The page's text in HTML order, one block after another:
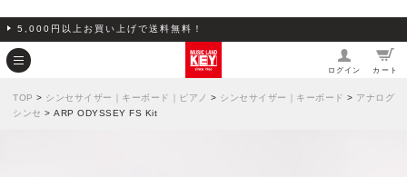
5,000円以上お買い上げで送料無料！
ログイン カート
TOP > シンセサイザー｜キーボード｜ピアノ > シンセサイザー｜キーボード > アナログ
シンセ > ARP ODYSSEY FS Kit